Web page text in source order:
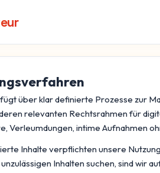
über klar definierte Prozesse zur
relevanten Rechtsrahmen für
Verleumdungen, intime Aufnahmen
Inhalte verpflichten unsere
Inhalten suchen, sind wir